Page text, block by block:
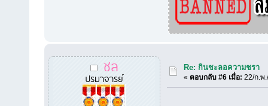
ชล
ปรมาจารย์
Re: กินชะลอความชรา
«ตอบกลับ #6 เมื่อ: 22/ก.พ